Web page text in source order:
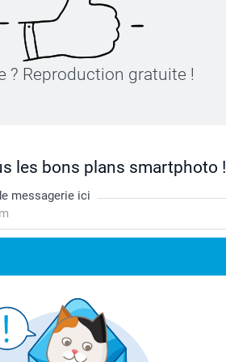
? Reproduction gratuite !
les bons plans smartphoto !
messagerie ici